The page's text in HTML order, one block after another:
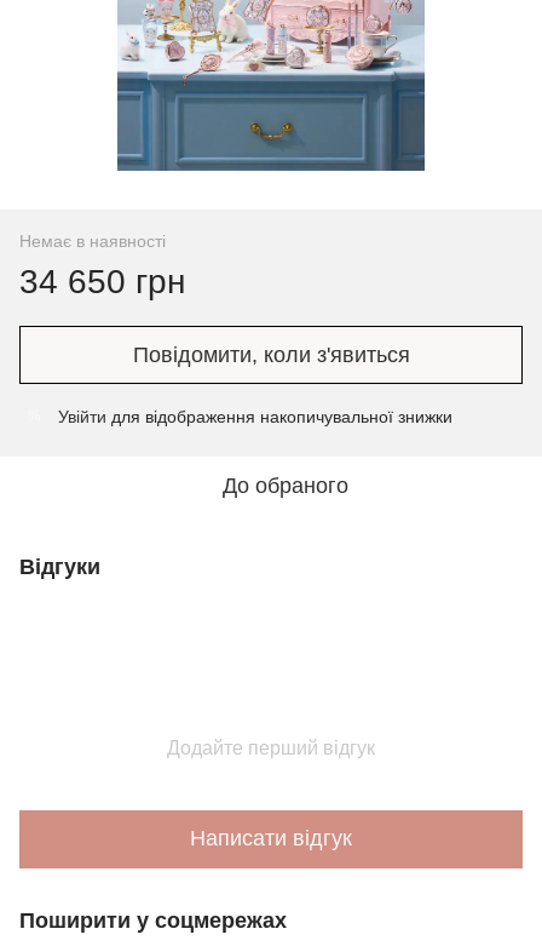
Немає в наявності
34 650 грн
Повідомити, коли з'явиться
Увійти для відображення накопичувальної знижки
До обраного
Відгуки
Додайте перший відгук
Написати відгук
Поширити у соцмережах